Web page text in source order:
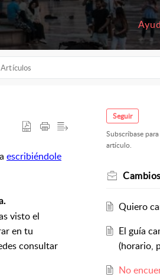
escribiéndole
visto el
en tu
consultar
Seguir
Subscríbase
artículo.
Quiero
El guía
(horario,
No